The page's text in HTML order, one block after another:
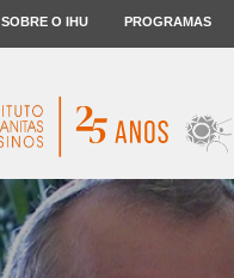
SOBRE O IHU PROGRAMAS